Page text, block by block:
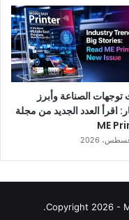
الصناعة وأبرز
اقرأ العدد الجديد من مجلة
ME